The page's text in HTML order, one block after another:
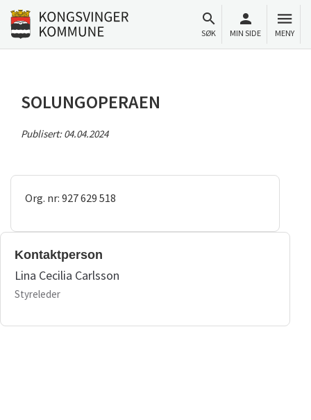
Til innhold
Gå til forsiden
SØK MIN SIDE MENY
SOLUNGOPERAEN
Publisert:04.04.2024
Org. nr: 927 629 518
Kontaktperson
Lina Cecilia Carlsson
Styreleder